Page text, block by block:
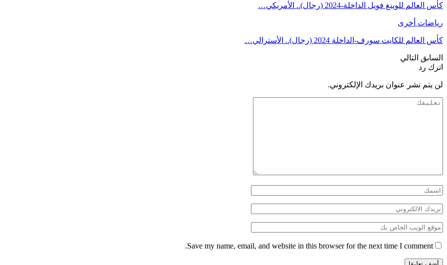
كأس العالم للوينغ فويل الداخلة-2024 (رجال).. الأمريكي…
رياضات أخرى
كأس العالم للكايت سورف-الداخلة 2024 (رجال).. الأسترالي…
السابق التالي
اترك رد
لن يتم نشر عنوان بريدك الإلكتروني.
Save my name, email, and website in this browser for the next time I comment.